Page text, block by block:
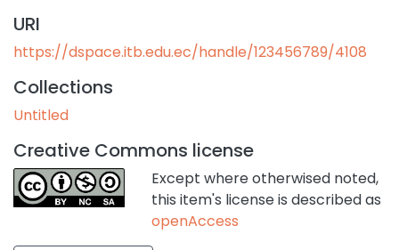
URI
https://dspace.itb.edu.ec/handle/123456789/4108
Collections
Untitled
Creative Commons license
Except where otherwised noted,
this item's license is described as
openAccess